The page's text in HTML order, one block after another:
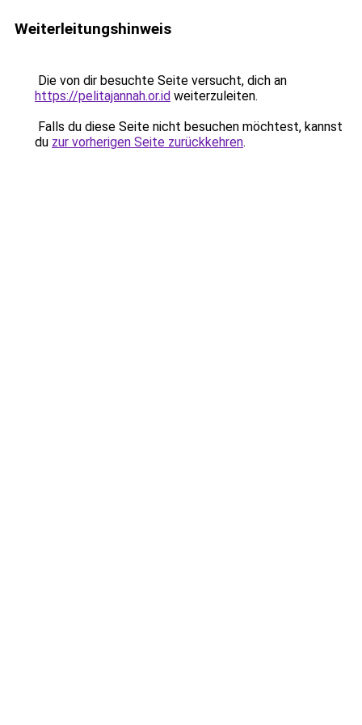
Weiterleitungshinweis
Die von dir besuchte Seite versucht, dich an
https://pelitajannah.or.id weiterzuleiten.
Falls du diese Seite nicht besuchen möchtest, kannst
du zur vorherigen Seite zurückkehren.